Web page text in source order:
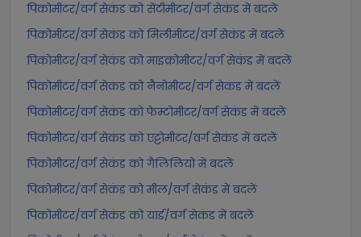
पिकोमीटर/वर्ग सेकंड को सेंटीमीटर/वर्ग सेकंड में बदलें
पिकोमीटर/वर्ग सेकंड को मिलीमीटर/वर्ग सेकंड में बदलें
पिकोमीटर/वर्ग सेकंड को माइक्रोमीटर/वर्ग सेकंड में बदलें
पिकोमीटर/वर्ग सेकंड को नैनोमीटर/वर्ग सेकंड में बदलें
पिकोमीटर/वर्ग सेकंड को फेम्टोमीटर/वर्ग सेकंड में बदलें
पिकोमीटर/वर्ग सेकंड को एट्टोमीटर/वर्ग सेकंड में बदलें
पिकोमीटर/वर्ग सेकंड को गैलिलियो में बदलें
पिकोमीटर/वर्ग सेकंड को मील/वर्ग सेकंड में बदलें
पिकोमीटर/वर्ग सेकंड को यार्ड/वर्ग सेकंड में बदलें